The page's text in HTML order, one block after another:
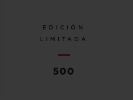
EDICIÓN
LIMITADA
500